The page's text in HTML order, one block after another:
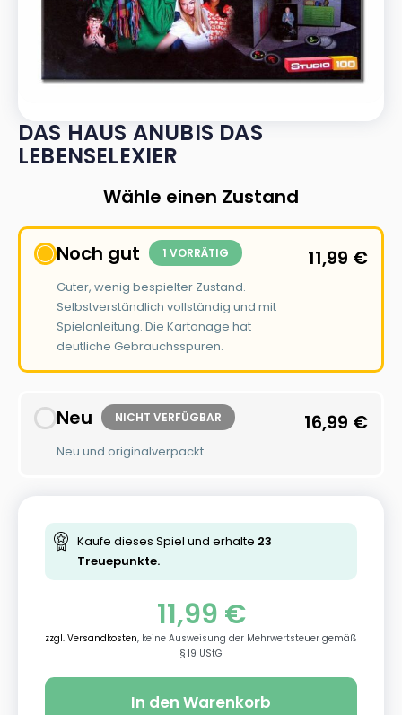
DAS HAUS ANUBIS DAS
LEBENSELEXIER
Wähle einen Zustand
Noch gut 1 VORRÄTIG
Guter, wenig bespielter Zustand.
Selbstverständlich vollständig und mit
Spielanleitung. Die Kartonage hat
deutliche Gebrauchsspuren.
11,99 €
Neu NICHT VERFÜGBAR
Neu und originalverpackt.
16,99 €
Kaufe dieses Spiel und erhalte 23
Treuepunkte.
11,99 €
zzgl. Versandkosten, keine Ausweisung der Mehrwertsteuer gemäß
§ 19 UStG
In den Warenkorb